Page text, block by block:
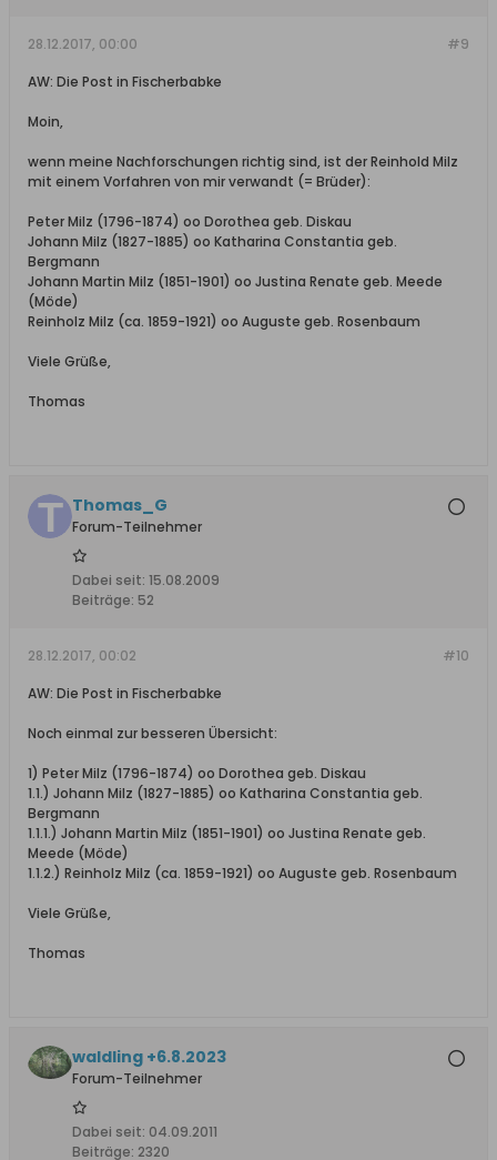
#9
28.12.2017, 00:00
AW: Die Post in Fischerbabke
Moin,
wenn meine Nachforschungen richtig sind, ist der Reinhold Milz
mit einem Vorfahren von mir verwandt (= Brüder):
Peter Milz (1796-1874) oo Dorothea geb. Diskau
Johann Milz (1827-1885) oo Katharina Constantia geb.
Bergmann
Johann Martin Milz (1851-1901) oo Justina Renate geb. Meede
(Möde)
Reinholz Milz (ca. 1859-1921) oo Auguste geb. Rosenbaum
Viele Grüße,
Thomas
Thomas_G
Forum-Teilnehmer
Dabei seit: 15.08.2009
Beiträge: 52
#10
28.12.2017, 00:02
AW: Die Post in Fischerbabke
Noch einmal zur besseren Übersicht:
1) Peter Milz (1796-1874) oo Dorothea geb. Diskau
1.1.) Johann Milz (1827-1885) oo Katharina Constantia geb.
Bergmann
1.1.1.) Johann Martin Milz (1851-1901) oo Justina Renate geb.
Meede (Möde)
1.1.2.) Reinholz Milz (ca. 1859-1921) oo Auguste geb. Rosenbaum
Viele Grüße,
Thomas
waldling +6.8.2023
Forum-Teilnehmer
Dabei seit: 04.09.2011
Beiträge: 2320